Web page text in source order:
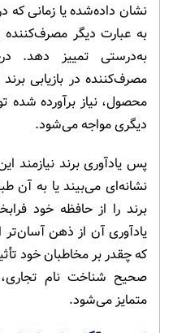
نشان داده‌شده یا زمانی که
به عبارت دیگر مصرف‌کننده
به‌درستی تمییز دهد.
مصرف‌کننده در بازیابی
محصول، نیاز برآورده
دیگری مواجه می‌شود.
پس یادآوری برند نیازمند
نشانه‌ای می‌بیند یا به آن
برند را از حافظه خود
یادآوری آن از ذهن
که ‌چقدر بر مخاطبان خود
صحیح شناخت نام
متمایز می‌شود.